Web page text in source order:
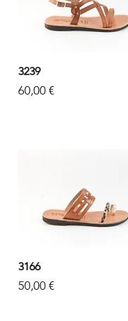
3239
Prezzo
60,00 €
3166
Prezzo
50,00 €